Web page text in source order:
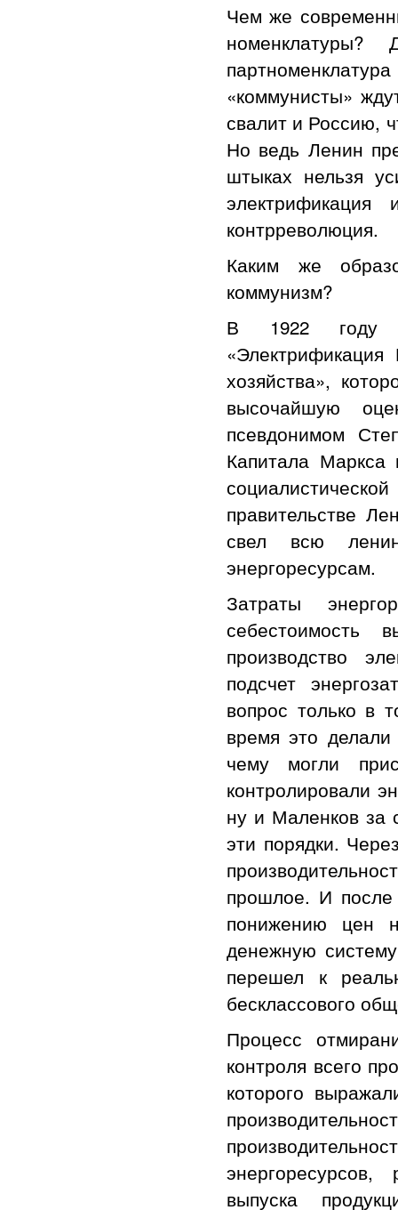
Чем же
«коммунисты»
свалит и Россию,
Но ведь Ленин
штыках нельзя
контрреволюция.
Каким же
коммунизм?
В 1922 году
хозяйства»,
высочайшую
псевдонимом
Капитала Маркса
правительстве
свел всю
энергоресурсам.
Затраты
себестоимость
производство
подсчет
вопрос только в
время это делали
чему могли
контролировали
ну и Маленков за
эти порядки.
прошлое. И
понижению цен
денежную
перешел к
бесклассового
Процесс
контроля всего
которого
выпуска